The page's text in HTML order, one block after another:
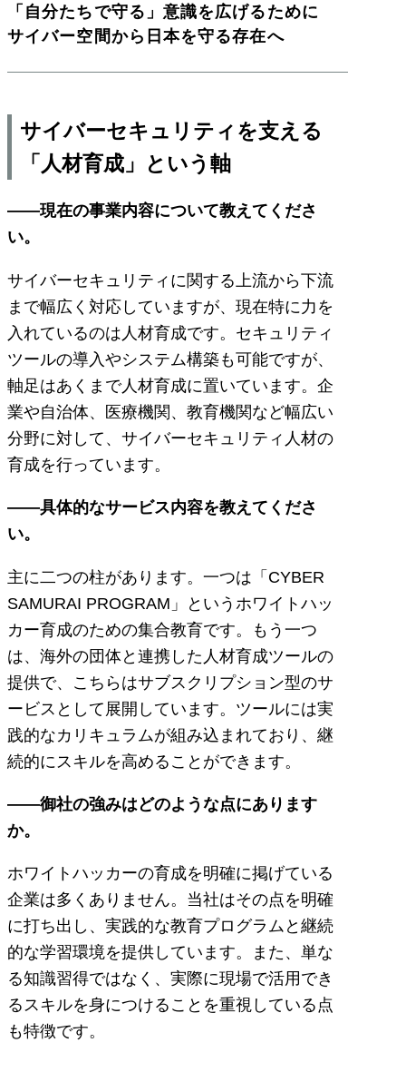
「自分たちで守る」意識を広げるために
サイバー空間から日本を守る存在へ
サイバーセキュリティを支える
「人材育成」という軸
――現在の事業内容について教えてくださ
い。
サイバーセキュリティに関する上流から下流
まで幅広く対応していますが、現在特に力を
入れているのは人材育成です。セキュリティ
ツールの導入やシステム構築も可能ですが、
軸足はあくまで人材育成に置いています。企
業や自治体、医療機関、教育機関など幅広い
分野に対して、サイバーセキュリティ人材の
育成を行っています。
――具体的なサービス内容を教えてくださ
い。
主に二つの柱があります。一つは「CYBER
SAMURAI PROGRAM」というホワイトハッ
カー育成のための集合教育です。もう一つ
は、海外の団体と連携した人材育成ツールの
提供で、こちらはサブスクリプション型のサ
ービスとして展開しています。ツールには実
践的なカリキュラムが組み込まれており、継
続的にスキルを高めることができます。
――御社の強みはどのような点にあります
か。
ホワイトハッカーの育成を明確に掲げている
企業は多くありません。当社はその点を明確
に打ち出し、実践的な教育プログラムと継続
的な学習環境を提供しています。また、単な
る知識習得ではなく、実際に現場で活用でき
るスキルを身につけることを重視している点
も特徴です。